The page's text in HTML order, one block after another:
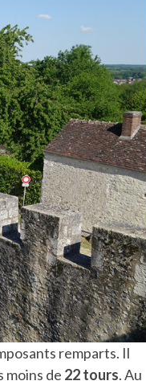
remparts. Il
moins de 22 tours. Au